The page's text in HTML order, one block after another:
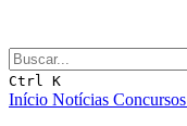
Ctrl K
Início Notícias Concursos